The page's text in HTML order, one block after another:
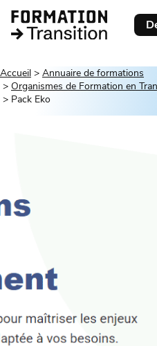
Accueil
Annuaire de formations
Organismes de Formation en
Pack Eko